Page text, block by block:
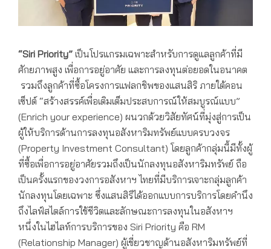
“Siri Priority” เป็นโปรแกรมเฉพาะสำหรับการดูแลลูกค้าที่มี
ศักยภาพสูง เพื่อการอยู่อาศัย และการลงทุนต่อยอดในอนาคต
รวมถึงลูกค้าที่ซื้อโครงการแฟลกชิพของแสนสิริ ภายใต้คอน
เซ็ปต์ “สร้างสรรค์เพื่อเติมเต็มประสบการณ์ให้สมบูรณ์แบบ”
(Enrich your experience) ผนวกด้วยวิสัยทัศน์ที่มุ่งสู่การเป็น
ผู้ให้บริการด้านการลงทุนอสังหาริมทรัพย์แบบครบวงจร
(Property Investment Consultant) โดยลูกค้ากลุ่มนี้มีทั้งผู้
ที่ซื้อเพื่อการอยู่อาศัยรวมถึงเป็นนักลงทุนอสังหาริมทรัพย์ ถือ
เป็นครั้งแรกของวงการอสังหาฯ ไทยที่มีบริการเจาะกลุ่มลูกค้า
นักลงทุนโดยเฉพาะ ซึ่งแสนสิริได้ออกแบบการบริการโดยคำนึง
ถึงไลฟ์สไตล์การใช้ชีวิตและลักษณะการลงทุนในอสังหาฯ
หนึ่งในไฮไลท์การบริการของ Siri Priority คือ RM
(Relationship Manager) ผู้เชี่ยวชาญด้านอสังหาริมทรัพย์ที่